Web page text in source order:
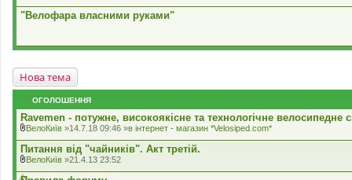
"Велофара власними руками"
Нова тема
ОГОЛОШЕННЯ
Ravemen - потужне, високоякісне та технологічне велосипедне
к
л
а
д
ВелоКиїв »14.7.18 09:46 »в iнтернет - магазин *Velosiped.com*
Питання від "чайників". Акт третій.
к
ВелоКиїв »21.4.13 23:52